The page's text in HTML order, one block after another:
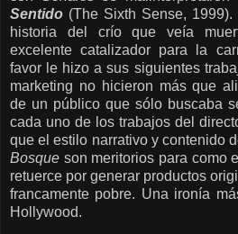
Sentido (The Sixth Sense,
historia del crío que veía
excelente catalizador para la
favor le hizo a sus siguientes
marketing no hicieron más que
de un público que sólo buscaba
cada uno de los trabajos del
que el estilo narrativo y contenido
Bosque son meritorios para como
retuerce por generar productos
francamente pobre. Una ironía
Hollywood.